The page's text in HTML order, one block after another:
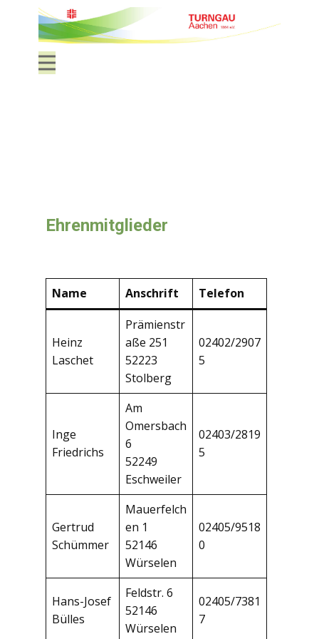
Ehrenmitglieder
Name Anschrift Telefon
Heinz
Laschet
Prämienstr
aße 251
52223
Stolberg
02402/2907
5
Inge
Friedrichs
Am
Omersbach
6
52249
Eschweiler
02403/2819
5
Gertrud
Schümmer
Mauerfelch
en 1
52146
Würselen
02405/9518
0
Hans-Josef
Bülles
Feldstr. 6
52146
Würselen
02405/7381
7